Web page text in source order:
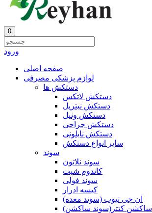
0
ورود
صفحه اصلی
لوازم پزشکی مصرفی
دستکش ها
دستکش لاتکس
دستکش نیتریل
دستکش ونیل
دستکش جراحی
دستکش نایلونی
سایر انواع دستکش
سوند
سوند نلاتون
کاندوم شیت
سوند فولی
کیسه ادرار
ان جی تیوب (سوند معده)
ساکشن کتتر(سوند ساکشن)